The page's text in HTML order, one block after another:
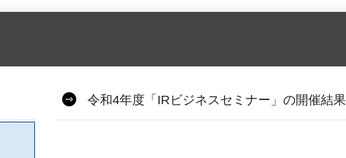
令和4年度「IRビジネスセミナー」の開催結果